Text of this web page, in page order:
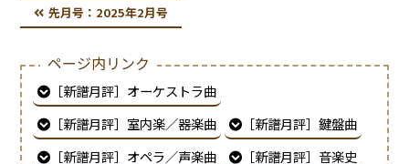
先月号： 2025年2月号
ページ内リンク
［新譜月評］オーケストラ曲
［新譜月評］室内楽／器楽曲
［新譜月評］鍵盤曲
［新譜月評］オペラ／声楽曲
［新譜月評］音楽史